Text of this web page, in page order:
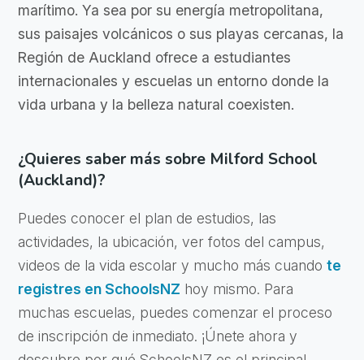
marítimo. Ya sea por su energía metropolitana,
sus paisajes volcánicos o sus playas cercanas, la
Región de Auckland ofrece a estudiantes
internacionales y escuelas un entorno donde la
vida urbana y la belleza natural coexisten.
¿Quieres saber más sobre Milford School
(Auckland)?
Puedes conocer el plan de estudios, las
actividades, la ubicación, ver fotos del campus,
videos de la vida escolar y mucho más cuandote
registres en SchoolsNZ hoy mismo. Para
muchas escuelas, puedes comenzar el proceso
de inscripción de inmediato. ¡Únete ahora y